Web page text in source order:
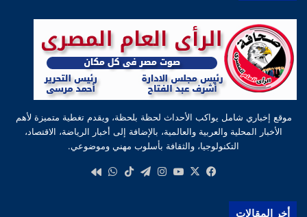
موقع إخباري شامل يواكب الأحداث لحظة بلحظة، ويقدم تغطية متميزة لأهم
الأخبار المحلية والعربية والعالمية، بالإضافة إلى أخبار الرياضة، الاقتصاد،
التكنولوجيا، والثقافة بأسلوب مهني وموضوعي.
فيسبوك
‫X
‫YouTube
انستقرام
تيلقرام‫TikTokواتساب
أخر المقالات